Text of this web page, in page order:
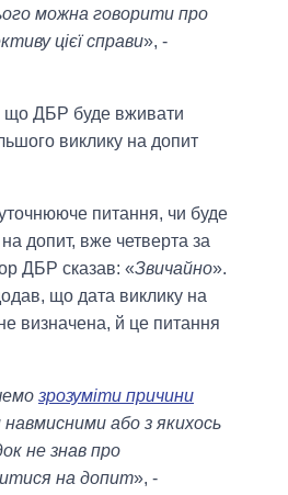
можна говорити про
цієї справи», -
що ДБР буде вживати
виклику на допит
питання, чи буде
допит, вже четверта за
ДБР сказав: «Звичайно».
що дата виклику на
визначена, й це питання
зрозуміти причини
навмисними або з якихось
не знав про
на допит», -